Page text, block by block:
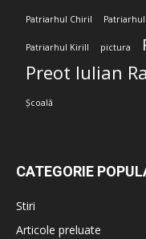
Patriarhul Chiril
Patriarhul Kirill pictura
Preot Iulian
Școală
CATEGORIE
Stiri
Articole preluate